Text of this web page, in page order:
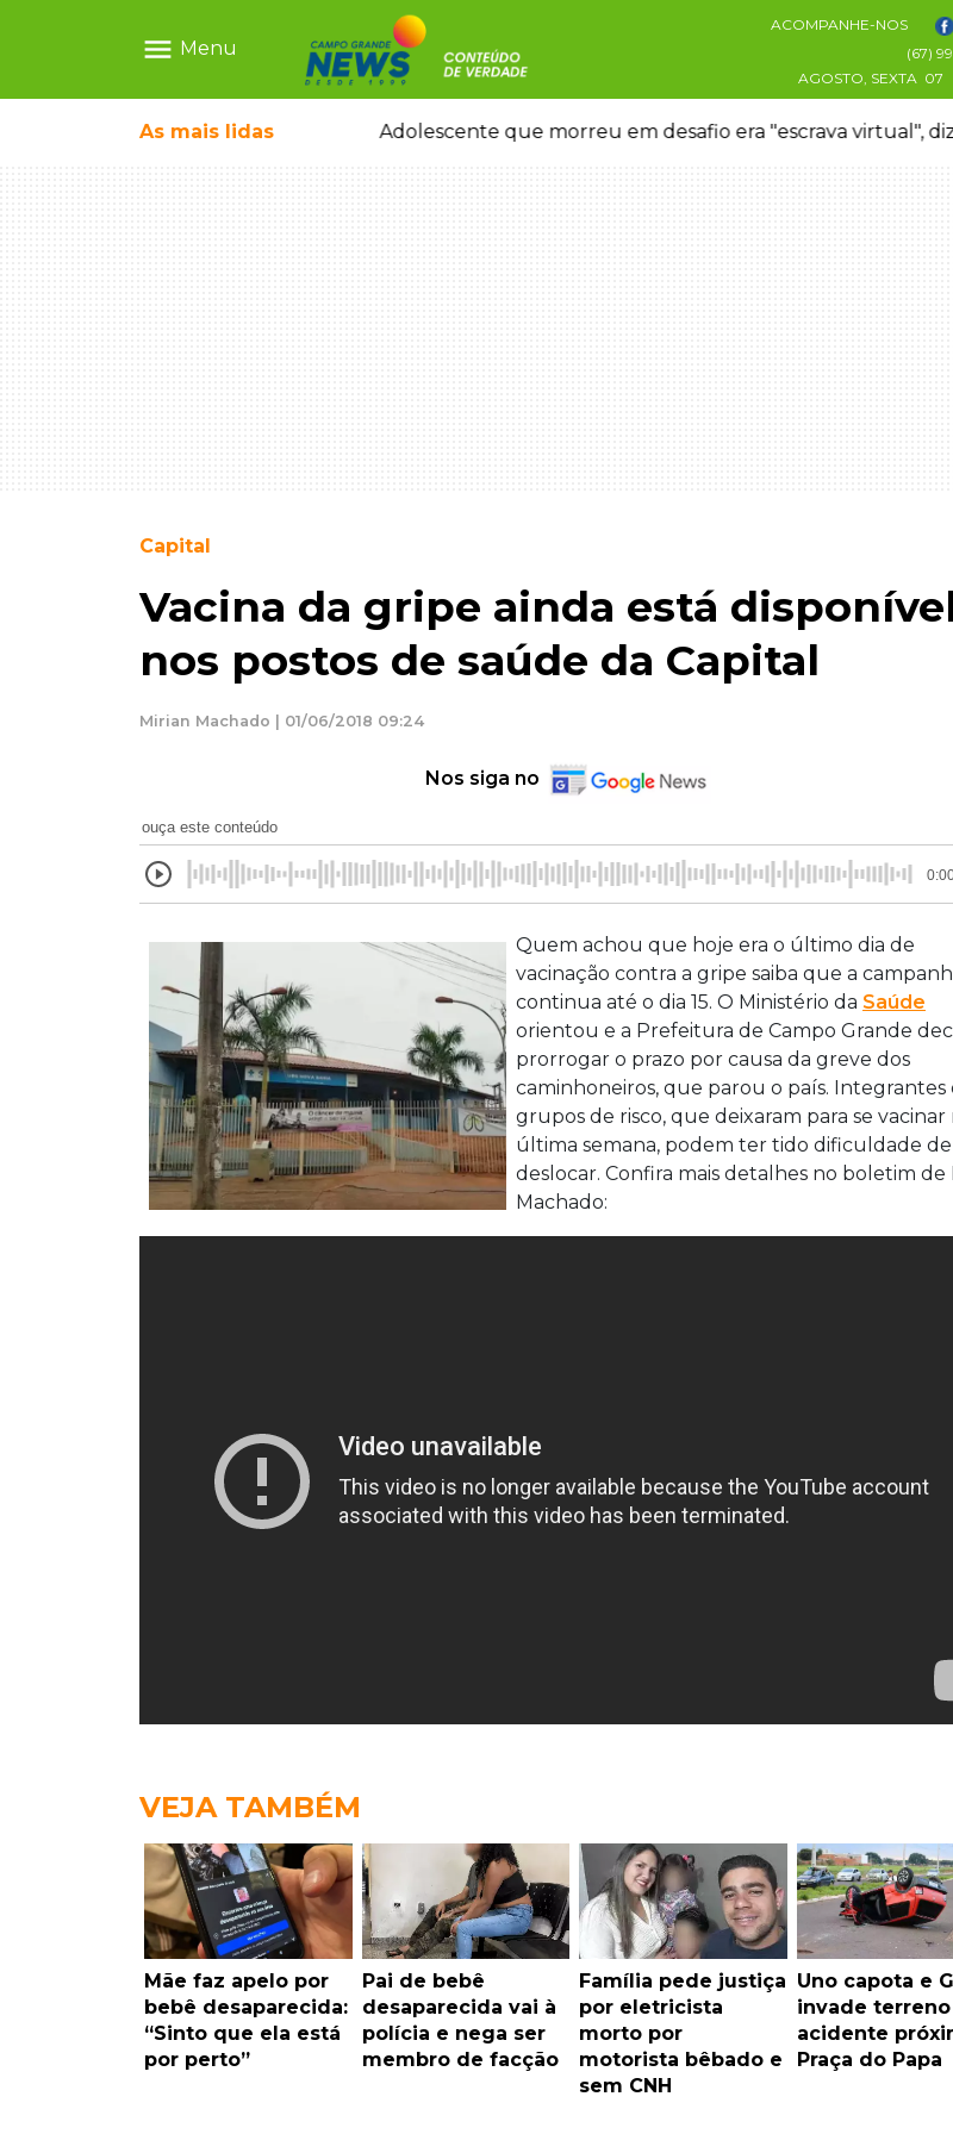
menu Menu
ACOMPANHE-NOS
(67)
AGOSTO, SEXTA 07
As mais lidas
ser membro de facção Adolescente que morreu em desafio era "escrava virtual",
Capital
Vacina da gripe ainda está
nos postos de saúde da Capital
Mirian Machado | 01/06/2018 09:24
Nos siga no
ouça este conteúdo
Quem achou que hoje era o último dia de
vacinação contra a gripe saiba que a
continua até o dia 15. O Ministério da Saúde
orientou e a Prefeitura de Campo Grande
prorrogar o prazo por causa da greve dos
caminhoneiros, que parou o país. Integrantes
grupos de risco, que deixaram para se vacinar
última semana, podem ter tido dificuldade de
deslocar. Confira mais detalhes no boletim de
Machado:
VEJA TAMBÉM
Mãe faz apelo por
bebê desaparecida:
“Sinto que ela está
por perto”
Pai de bebê
desaparecida vai à
polícia e nega ser
membro de facção
Família pede justiça
por eletricista
morto por
motorista bêbado e
sem CNH
Uno capota e
invade
acidente
Praça do Papa